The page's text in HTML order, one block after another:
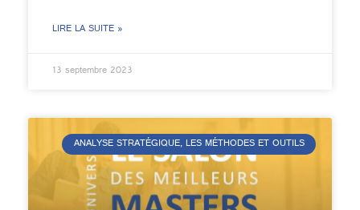
LIRE LA SUITE »
13 septembre 2023
ANALYSE STRATÉGIQUE, LES MÉTHODES ET OUTILS